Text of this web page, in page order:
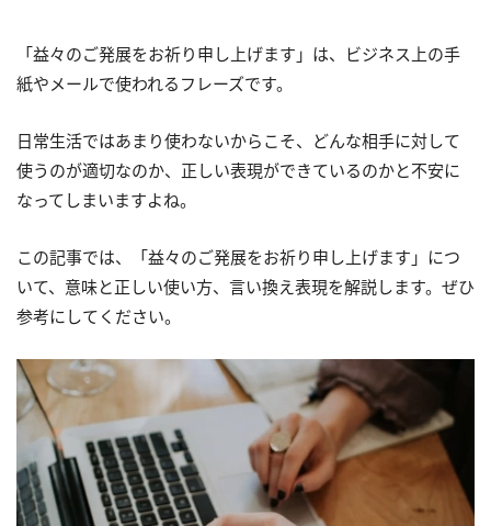
「益々のご発展をお祈り申し上げます」は、ビジネス上の手
紙やメールで使われるフレーズです。
日常生活ではあまり使わないからこそ、どんな相手に対して
使うのが適切なのか、正しい表現ができているのかと不安に
なってしまいますよね。
この記事では、「益々のご発展をお祈り申し上げます」につ
いて、意味と正しい使い方、言い換え表現を解説します。ぜひ
参考にしてください。